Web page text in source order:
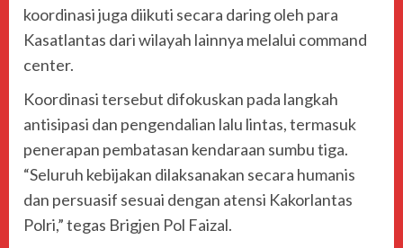
koordinasi juga diikuti secara daring oleh para
Kasatlantas dari wilayah lainnya melalui command
center.
Koordinasi tersebut difokuskan pada langkah
antisipasi dan pengendalian lalu lintas, termasuk
penerapan pembatasan kendaraan sumbu tiga.
“Seluruh kebijakan dilaksanakan secara humanis
dan persuasif sesuai dengan atensi Kakorlantas
Polri,” tegas Brigjen Pol Faizal.